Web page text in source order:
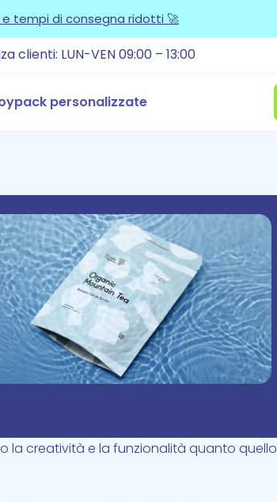
e tempi di consegna ridotti 🚀
clienti: LUN-VEN 09:00 – 13:00
personalizzate
la creatività e la funzionalità quanto quello